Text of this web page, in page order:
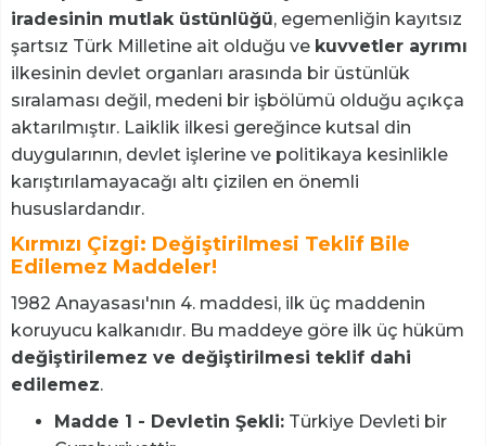
iradesinin mutlak üstünlüğü, egemenliğin kayıtsız
şartsız Türk Milletine ait olduğu ve kuvvetler ayrımı
ilkesinin devlet organları arasında bir üstünlük
sıralaması değil, medeni bir işbölümü olduğu açıkça
aktarılmıştır. Laiklik ilkesi gereğince kutsal din
duygularının, devlet işlerine ve politikaya kesinlikle
karıştırılamayacağı altı çizilen en önemli
hususlardandır.
Kırmızı Çizgi: Değiştirilmesi Teklif Bile
Edilemez Maddeler!
1982 Anayasası'nın 4. maddesi, ilk üç maddenin
koruyucu kalkanıdır. Bu maddeye göre ilk üç hüküm
değiştirilemez ve değiştirilmesi teklif dahi
edilemez.
Madde 1 - Devletin Şekli: Türkiye Devleti bir